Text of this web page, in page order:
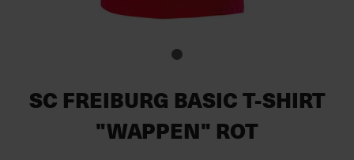
SC FREIBURG BASIC T-SHIRT
"WAPPEN" ROT